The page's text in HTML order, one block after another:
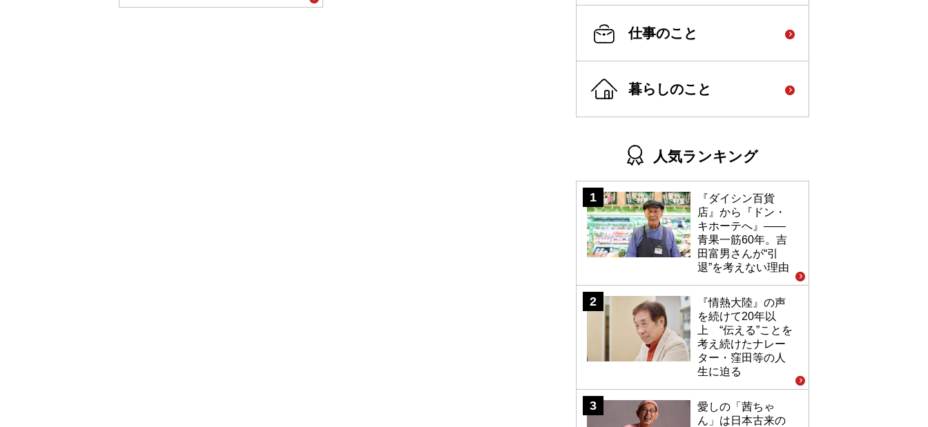
仕事のこと
暮らしのこと
人気ランキング
『ダイシン百貨
店』から『ドン・
キホーテへ』――
青果一筋60年。吉
田富男さんが“引
退”を考えない理由
『情熱大陸』の声
を続けて20年以
上 “伝える”ことを
考え続けたナレー
ター・窪田等の人
生に迫る
愛しの「茜ちゃ
ん」は日本古来の